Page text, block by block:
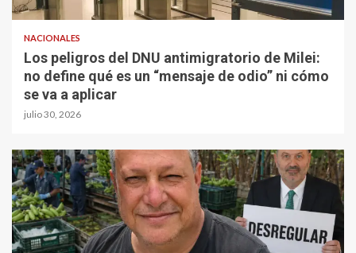
NACIONALES
Los peligros del DNU antimigratorio de Milei:
no define qué es un “mensaje de odio” ni cómo
se va a aplicar
julio 30, 2026